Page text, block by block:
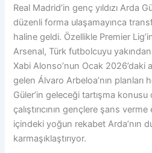
Real Madrid’in genç yıldızı Arda
düzenli forma ulaşamayınca
haline geldi. Özellikle Premier
Arsenal, Türk futbolcuyu
Xabi Alonso’nun Ocak 2026’daki
gelen Álvaro Arbeloa’nın planları
Güler’in geleceği tartışma
çalıştırıcının gençlere şans
içindeki yoğun rekabet Arda’nın
karmaşıklaştırıyor.